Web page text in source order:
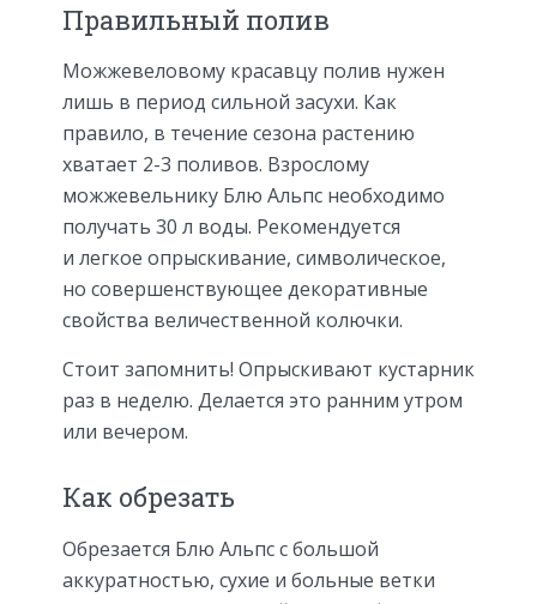
Правильный полив
Можжевеловому красавцу полив нужен
лишь в период сильной засухи. Как
правило, в течение сезона растению
хватает 2-3 поливов. Взрослому
можжевельнику Блю Альпс необходимо
получать 30 л воды. Рекомендуется
и легкое опрыскивание, символическое,
но совершенствующее декоративные
свойства величественной колючки.
Стоит запомнить! Опрыскивают кустарник
раз в неделю. Делается это ранним утром
или вечером.
Как обрезать
Обрезается Блю Альпс с большой
аккуратностью, сухие и больные ветки